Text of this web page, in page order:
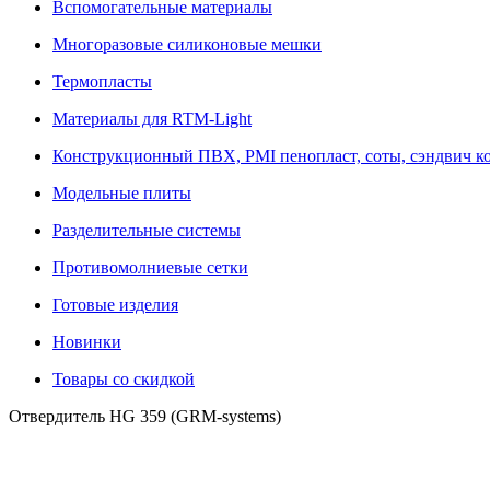
Вспомогательные материалы
Многоразовые силиконовые мешки
Термопласты
Материалы для RTM-Light
Конструкционный ПВХ, PMI пенопласт, соты, сэндвич
Модельные плиты
Разделительные системы
Противомолниевые сетки
Готовые изделия
Новинки
Товары со скидкой
Отвердитель HG 359 (GRM-systems)